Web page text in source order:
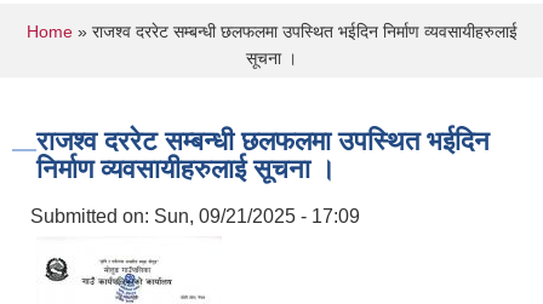
You are here
Home» राजश्व दररेट सम्बन्धी छलफलमा उपस्थित भईदिन निर्माण व्यवसायीहरुलाई
सूचना ।
राजश्व दररेट सम्बन्धी छलफलमा उपस्थित भईदिन
निर्माण व्यवसायीहरुलाई सूचना ।
Submitted on: Sun, 09/21/2025 - 17:09